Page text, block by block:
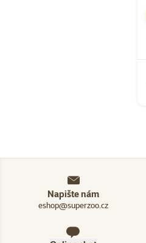
Napište nám
eshop@superzoo.cz